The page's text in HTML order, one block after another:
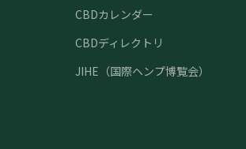
CBDカレンダー
CBDディレクトリ
JIHE（国際ヘンプ博覧会）